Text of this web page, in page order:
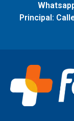
Principal: